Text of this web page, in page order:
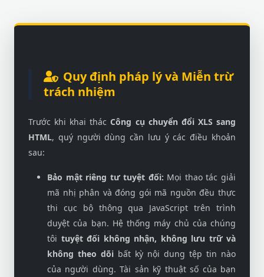
Quy định pháp lý và Miễn trừ
trách nhiệm
Trước khi khai thácCông cụ chuyển đổi XLS sang
HTML, quý người dùng cần lưu ý các điều khoản
sau:
Bảo mật riêng tư tuyệt đối: Mọi thao tác giải
mã nhị phân và đóng gói mã nguồn đều thực
thi cục bộ thông qua JavaScript trên trình
duyệt của bạn. Hệ thống máy chủ của chúng
tôi tuyệt đối không nhận, không lưu trữ và
không theo dõi bất kỳ nội dung tệp tin nào
của người dùng. Tài sản kỹ thuật số của bạn